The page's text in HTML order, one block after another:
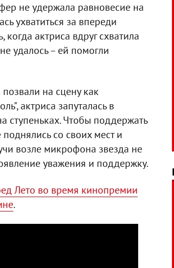
не удержала равновесие на
ухватиться за впереди
актриса вдруг схватила
удалось – ей помогли
на сцену как
актриса запуталась в
ступеньках. Чтобы поддержать
со своих мест и
возле микрофона звезда не
уважения и поддержку.
Лето во время кинопремии
.